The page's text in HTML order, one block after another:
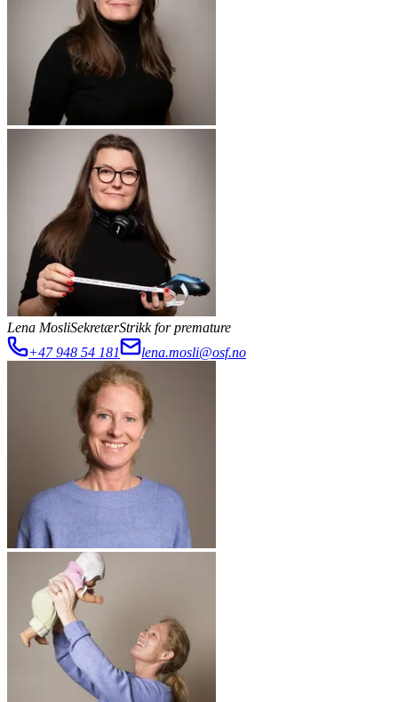
Lena MosliSekretærStrikk for premature
+47 948 54 181
lena.mosli@osf.no